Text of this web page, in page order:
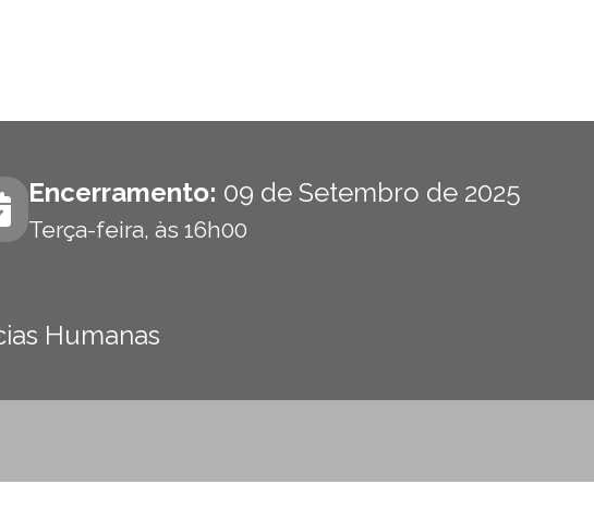
Encerramento: 09 de Setembro de 2025
Terça-feira, às 16h00
Humanas